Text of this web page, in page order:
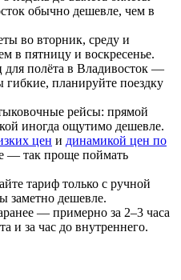
обычно дешевле, чем в
во вторник, среду и
в пятницу и воскресенье.
полёта в Владивосток —
гибкие, планируйте поездку
рейсы: прямой
иногда ощутимо дешевле.
цен и динамикой цен по
— так проще поймать
тариф только с ручной
заметно дешевле.
— примерно за 2–3 часа
и за час до внутреннего.